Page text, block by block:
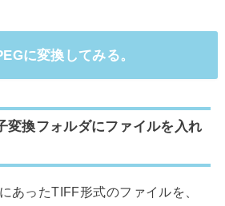
に変換してみる。
変換フォルダにファイルを入れ
あったTIFF形式のファイルを、